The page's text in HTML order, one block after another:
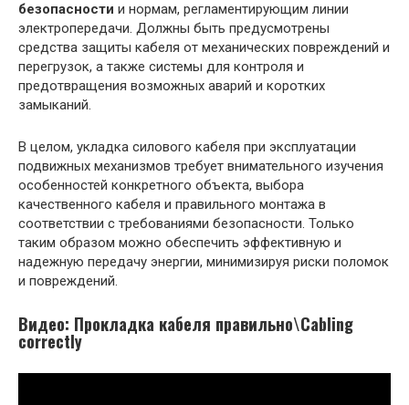
безопасности и нормам, регламентирующим линии
электропередачи. Должны быть предусмотрены
средства защиты кабеля от механических повреждений и
перегрузок, а также системы для контроля и
предотвращения возможных аварий и коротких
замыканий.
В целом, укладка силового кабеля при эксплуатации
подвижных механизмов требует внимательного изучения
особенностей конкретного объекта, выбора
качественного кабеля и правильного монтажа в
соответствии с требованиями безопасности. Только
таким образом можно обеспечить эффективную и
надежную передачу энергии, минимизируя риски поломок
и повреждений.
Видео: Прокладка кабеля правильно\Cabling
correctly